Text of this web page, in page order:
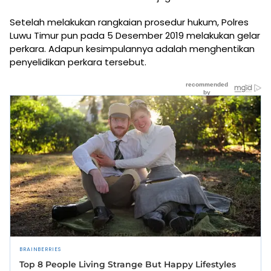
Setelah melakukan rangkaian prosedur hukum, Polres
Luwu Timur pun pada 5 Desember 2019 melakukan gelar
perkara. Adapun kesimpulannya adalah menghentikan
penyelidikan perkara tersebut.